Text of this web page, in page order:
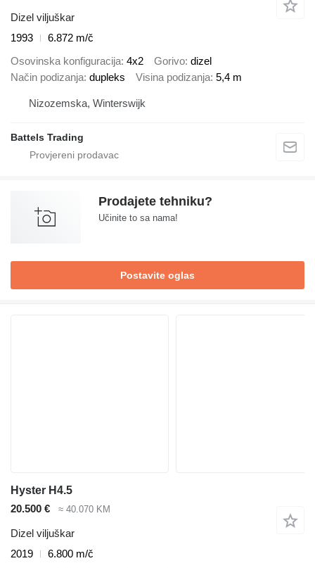
Dizel viljuškar
1993
6.872 m/č
Osovinska konfiguracija 4x2 Gorivo dizel
Način podizanja dupleks Visina podizanja 5,4 m
Nizozemska, Winterswijk
Battels Trading
Prodajete tehniku?
Učinite to sa nama!
Postavite oglas
Hyster H4.5
20.500 €
≈ 40.070 KM
Dizel viljuškar
2019
6.800 m/č